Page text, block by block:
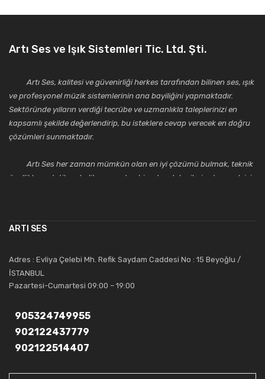
Artı Ses ve Işık Sistemleri Tic. Ltd. Şti.
Artı Ses, kalitesi ve güvenirliği herkes tarafından bilinen ses, ışık
ve profesyonel müzik sistemlerinin ana bayiliğini yapmaktadır.
Sektöründe yılların verdiği tecrübe ve uzmanlıkla taleplerinizi en
kapsamlı şekilde değerlendirip, bu isteklere cevap verecek en doğru
çözümleri sunmaktadır.
Artı Ses her zaman mümkün olan en iyi çözümü bulmak, teknik
özellikler, estetik ve kalite açısından bir adım daha ileriye taşımak için
saygıdeğer yerini kazanmıştır.
Artı Ses, güler yüzü ve deneyimi ile bu gün ve gelecekte
güvenebileceğiniz bir tercihtir.
ARTI SES
Adres : Evliya Çelebi Mh. Refik Saydam Caddesi No : 15 Beyoğlu /
İSTANBUL
Pazartesi-Cumartesi 09:00 – 19:00
905324749955
902122437779
902122514407